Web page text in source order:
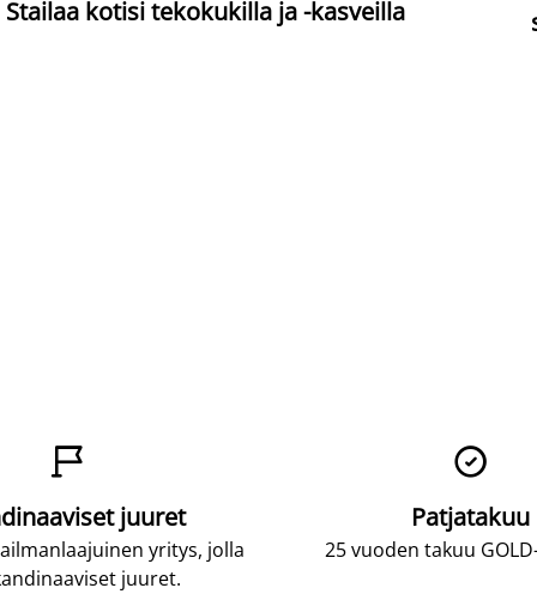
Stailaa kotisi tekokukilla ja -kasveilla

juuret
yritys, jolla
juuret.

Patjatakuu
25 vuoden takuu